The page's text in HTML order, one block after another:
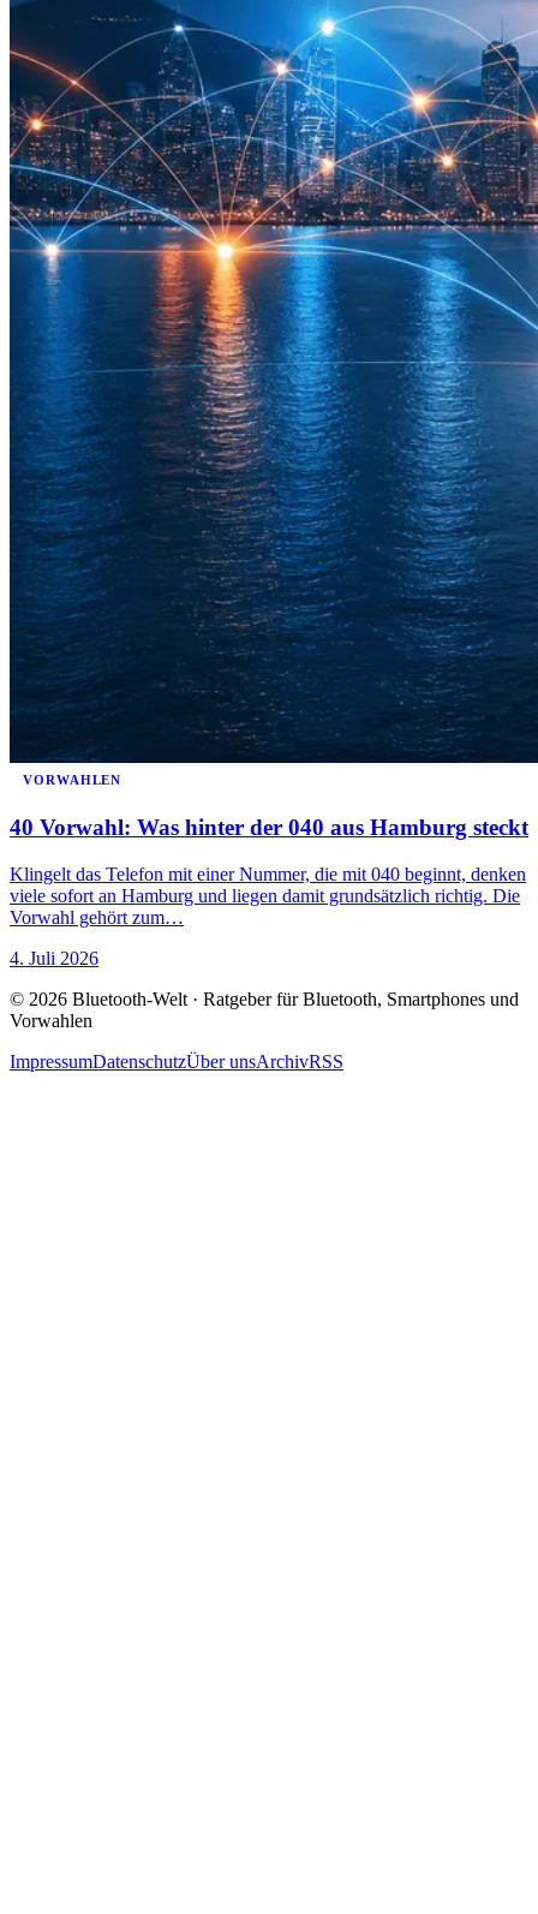
VORWAHLEN
40 Vorwahl: Was hinter der 040 aus Hamburg steckt
Klingelt das Telefon mit einer Nummer, die mit 040 beginnt, denken
viele sofort an Hamburg und liegen damit grundsätzlich richtig. Die
Vorwahl gehört zum…
4. Juli 2026
© 2026 Bluetooth-Welt · Ratgeber für Bluetooth, Smartphones und
Vorwahlen
ImpressumDatenschutzÜber unsArchivRSS